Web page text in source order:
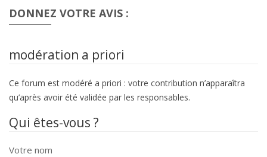
DONNEZ VOTRE AVIS :
modération a priori
Ce forum est modéré a priori : votre contribution n’apparaîtra
qu’après avoir été validée par les responsables.
Qui êtes-vous ?
Votre nom